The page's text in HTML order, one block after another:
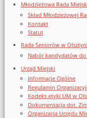
Młodzieżowa Rada
Skład Młodzieżowej
Kontakt
Statut
Rada Seniorów w
Nabór kandydatów
Urząd Miejski
Informacje Ogólne
Regulamin
Kodeks etyki UM w
Dokumentacja dot.
Organizacja Urzędu